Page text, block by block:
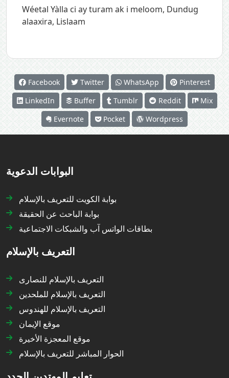
Wéetal Yàlla ci ay turam ak i meloom, Dundug
alaaxira, Lislaam
Facebook Twitter WhatsApp
Pinterest
LinkedIn
Buffer Tumblr Reddit
Mix
Evernote
Pocket Wordpress
البوابات الدعوية
بوابة الكويت للتعريف بالإسلام
بوابة الباحث عن الحقيقة
بطاقات الواتس آب والشبكات الاجتماعية
التعريف بالإسلام
التعريف بالإسلام للنصارى
التعريف بالإسلام للملحدين
التعريف بالإسلام للهندوس
موقع الإيمان
موقع المعجزة الأخيرة
الحوار المباشر للتعريف بالإسلام